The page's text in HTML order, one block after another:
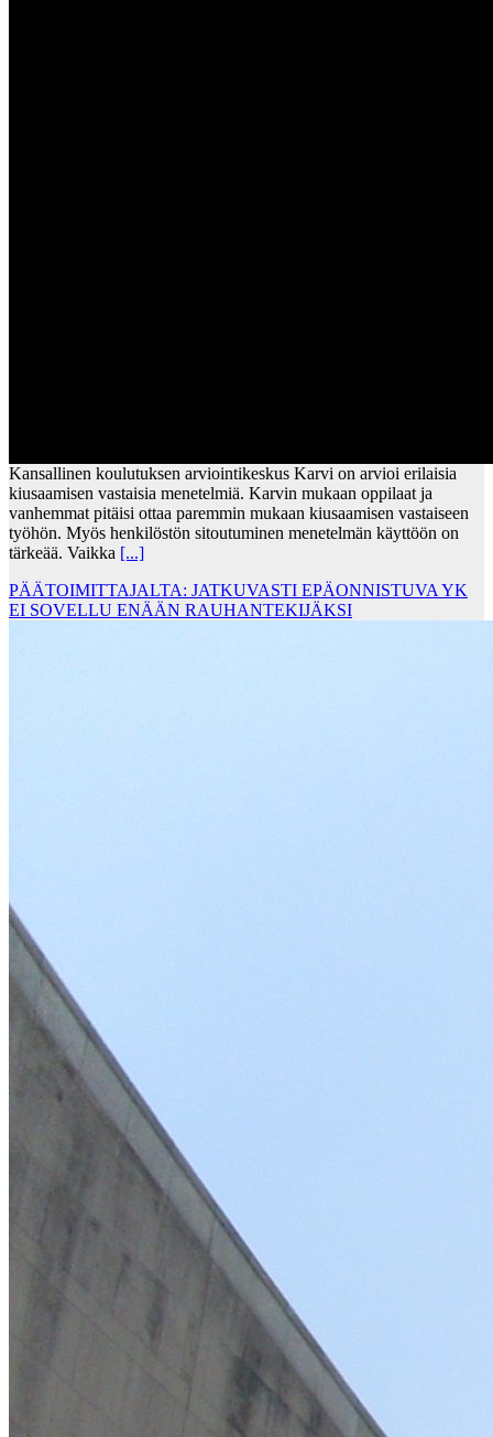
Kansallinen koulutuksen arviointikeskus Karvi on arvioi erilaisia
kiusaamisen vastaisia menetelmiä. Karvin mukaan oppilaat ja
vanhemmat pitäisi ottaa paremmin mukaan kiusaamisen vastaiseen
työhön. Myös henkilöstön sitoutuminen menetelmän käyttöön on
tärkeää. Vaikka [...]
PÄÄTOIMITTAJALTA: JATKUVASTI EPÄONNISTUVA YK
EI SOVELLU ENÄÄN RAUHANTEKIJÄKSI